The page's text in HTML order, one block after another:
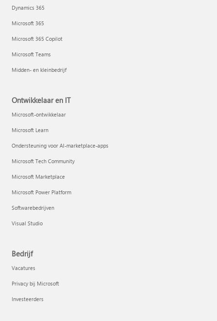
Dynamics 365
Microsoft 365
Microsoft 365 Copilot
Microsoft Teams
Midden- en kleinbedrijf
Ontwikkelaar en IT
Microsoft-ontwikkelaar
Microsoft Learn
Ondersteuning voor AI-marketplace-apps
Microsoft Tech Community
Microsoft Marketplace
Microsoft Power Platform
Softwarebedrijven
Visual Studio
Bedrijf
Vacatures
Privacy bij Microsoft
Investeerders